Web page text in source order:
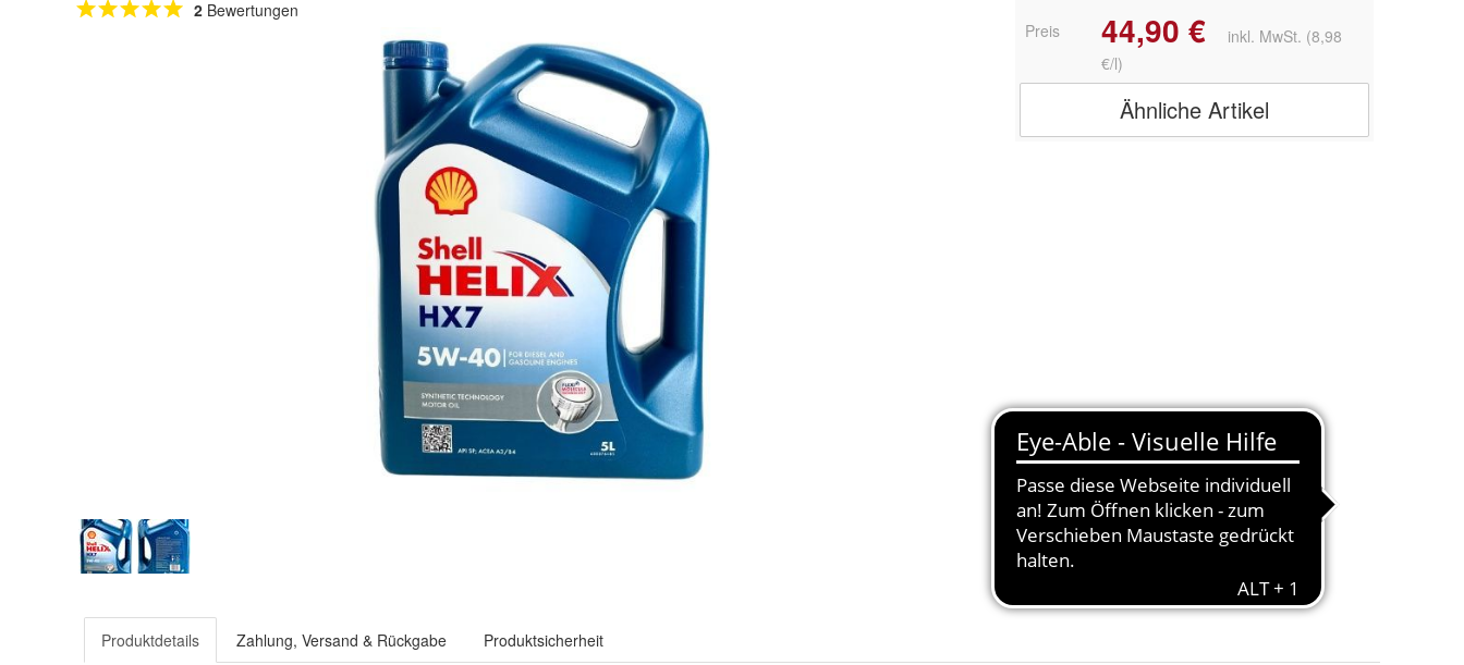
2 Bewertungen
Preis
44,90 €
inkl. MwSt. (8,98
€/l)
Ähnliche Artikel
Produktdetails Zahlung, Versand & Rückgabe Produktsicherheit